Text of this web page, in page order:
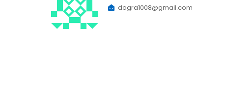
dogra1008@gmail.com